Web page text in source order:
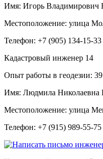
Имя: Игорь Владимирович
Местоположение: улица
Телефон: +7 (905) 134-15-33
Кадастровый инженер 14
Опыт работы в геодезии:
Имя: Людмила Николаевна
Местоположение: улица
Телефон: +7 (915) 989-55-75